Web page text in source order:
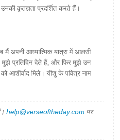
कृतज्ञता प्रदर्शित करते हैं।
मैं अपनी आध्यात्मिक यात्रा में आलसी
प्रतिदिन देते हैं, और फिर मुझे उन
आशीर्वाद मिले। यीशु के पवित्र नाम
help@verseoftheday.com पर